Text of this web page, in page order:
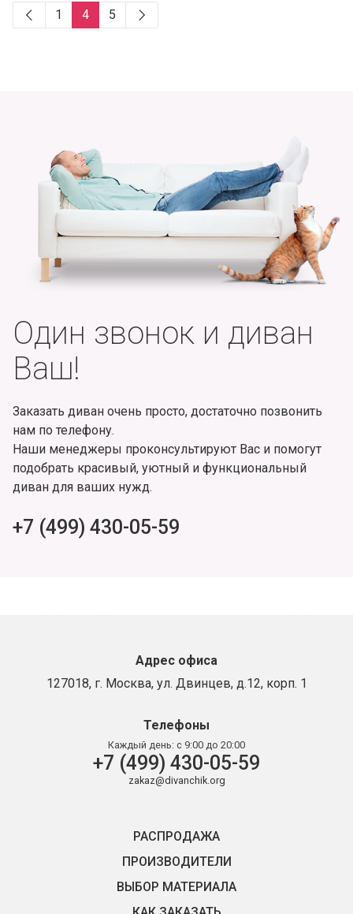
1 4 5
Один звонок и диван
Ваш!
Заказать диван очень просто, достаточно позвонить
нам по телефону.
Наши менеджеры проконсультируют Вас и помогут
подобрать красивый, уютный и функциональный
диван для ваших нужд.
+7 (499) 430-05-59
Адрес офиса
127018, г. Москва, ул. Двинцев, д.12, корп. 1
Телефоны
Каждый день: с 9:00 до 20:00
+7 (499) 430-05-59
zakaz@divanchik.org
РАСПРОДАЖА
ПРОИЗВОДИТЕЛИ
ВЫБОР МАТЕРИАЛА